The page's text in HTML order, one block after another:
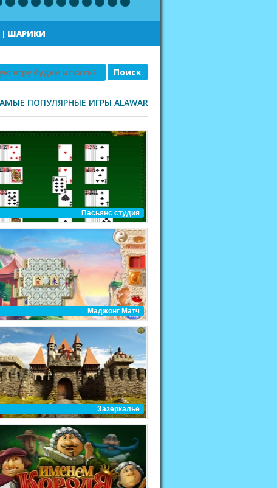
| ШАРИКИ
ПОПУЛЯРНЫЕ ИГРЫ ALAWAR
Пасьянс студия
Маджонг Матч
Зазеркалье